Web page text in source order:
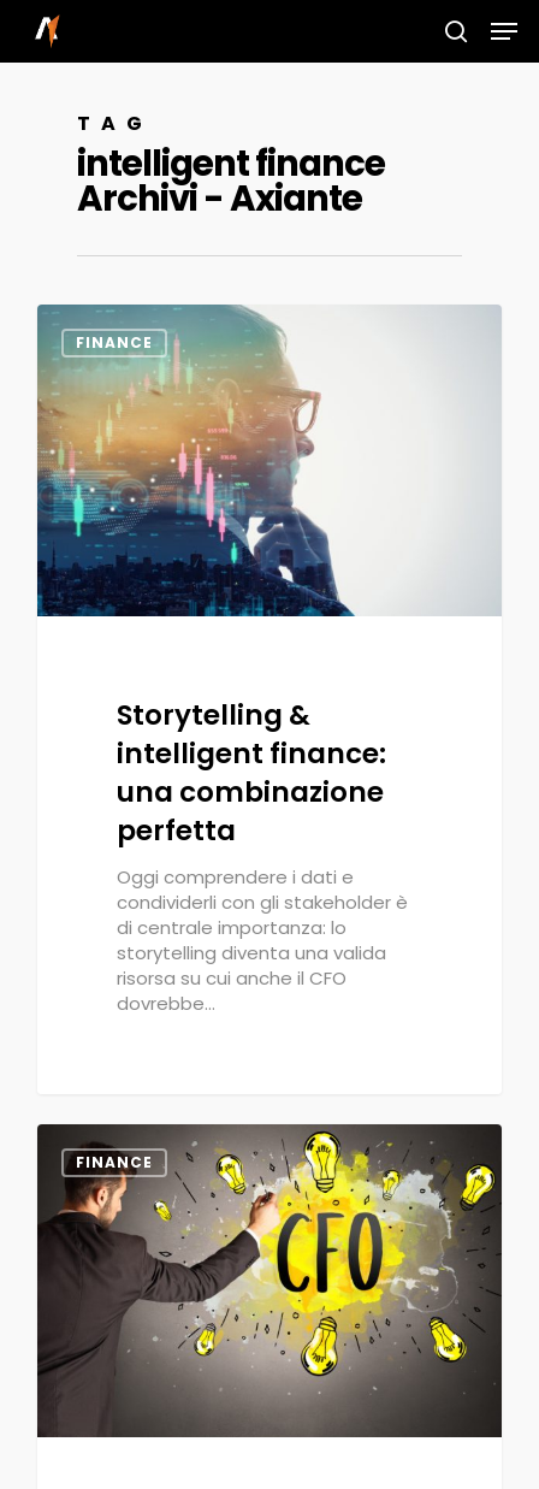
contentTAG
intelligent finance
Archivi - Axiante
FINANCE
Storytelling &
intelligent finance:
una combinazione
perfetta
Oggi comprendere i dati e
condividerli con gli stakeholder è
di centrale importanza: lo
storytelling diventa una valida
risorsa su cui anche il CFO
dovrebbe…
FINANCE 0